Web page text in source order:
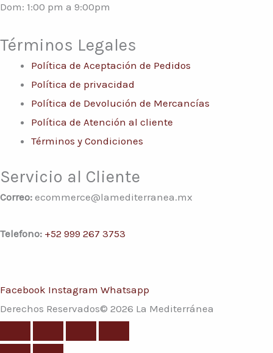
Dom: 1:00 pm a 9:00pm
Términos Legales
Política de Aceptación de Pedidos
Política de privacidad
Política de Devolución de Mercancías
Política de Atención al cliente
Términos y Condiciones
Servicio al Cliente
Correo: ecommerce@lamediterranea.mx
Telefono: +52 999 267 3753
Facebook Instagram Whatsapp
Derechos Reservados© 2026 La Mediterránea